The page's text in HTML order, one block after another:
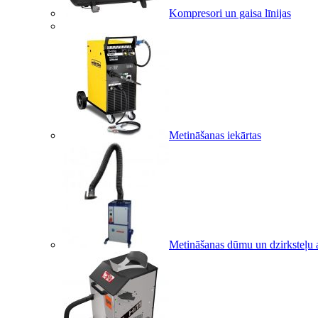
Kompresori un gaisa līnijas
Metināšanas iekārtas
Metināšanas dūmu un dzirksteļu